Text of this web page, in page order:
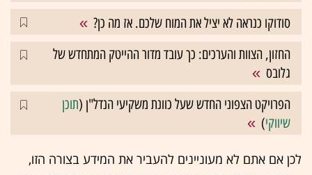
סודוקו כנראה לא יציל את המוח שלכם. אז מה כן?
החזון, הצוות והערכים: כך עובד מדור ההייטק המתחדש של
גלובס
הפרויקט הצפוני החדש שעל כוונת משקיעי הנדל"ן (תוכן
שיווקי)
לכן אם אתם לא מעוניינים להעביר את המידע בצורה הזו,